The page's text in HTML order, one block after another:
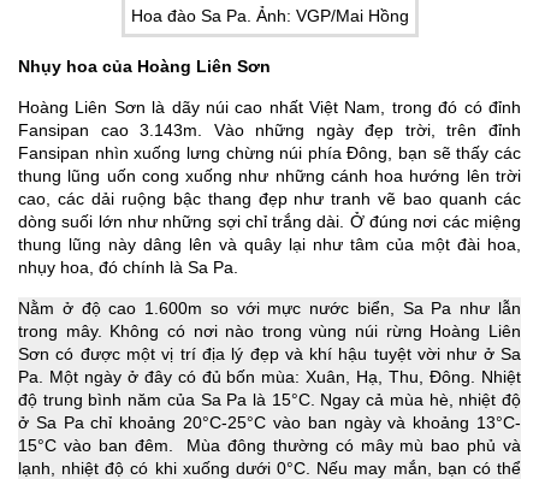
Hoa đào Sa Pa. Ảnh: VGP/Mai Hồng
Nhụy hoa của Hoàng Liên Sơn
Hoàng Liên Sơn là dãy núi cao nhất Việt Nam, trong đó có đỉnh
Fansipan cao 3.143m. Vào những ngày đẹp trời, trên đỉnh
Fansipan nhìn xuống lưng chừng núi phía Đông, bạn sẽ thấy các
thung lũng uốn cong xuống như những cánh hoa hướng lên trời
cao, các dải ruộng bậc thang đẹp như tranh vẽ bao quanh các
dòng suối lớn như những sợi chỉ trắng dài. Ở đúng nơi các miệng
thung lũng này dâng lên và quây lại như tâm của một đài hoa,
nhụy hoa, đó chính là Sa Pa.
Nằm ở độ cao 1.600m so với mực nước biển, Sa Pa như lẫn
trong mây. Không có nơi nào trong vùng núi rừng Hoàng Liên
Sơn có được một vị trí địa lý đẹp và khí hậu tuyệt vời như ở Sa
Pa. Một ngày ở đây có đủ bốn mùa: Xuân, Hạ, Thu, Đông. Nhiệt
độ trung bình năm của Sa Pa là 15°C. Ngay cả mùa hè, nhiệt độ
ở Sa Pa chỉ khoảng 20°C-25°C vào ban ngày và khoảng 13°C-
15°C vào ban đêm. Mùa đông thường có mây mù bao phủ và
lạnh, nhiệt độ có khi xuống dưới 0°C. Nếu may mắn, bạn có thể